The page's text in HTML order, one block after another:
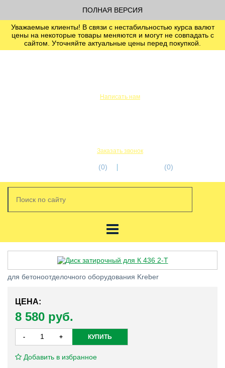
ПОЛНАЯ ВЕРСИЯ
Уважаемые клиенты! В связи с нестабильностью курса валют
цены на некоторые товары меняются и могут не совпадать с
сайтом. Уточняйте актуальные цены перед покупкой.
Написать нам
Заказать звонок
(0) (0)
ДИСК ЗАТИРОЧНЫЙ ДЛЯ К 436 2-Т
для бетоноотделочного оборудования Kreber
ЦЕНА:
8 580 руб.
Добавить в избранное